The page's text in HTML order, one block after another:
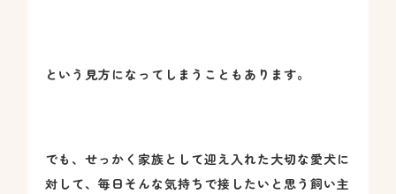
という見方になってしまうこともあります。
でも、せっかく家族として迎え入れた大切な愛犬に
対して、毎日そんな気持ちで接したいと思う飼い主